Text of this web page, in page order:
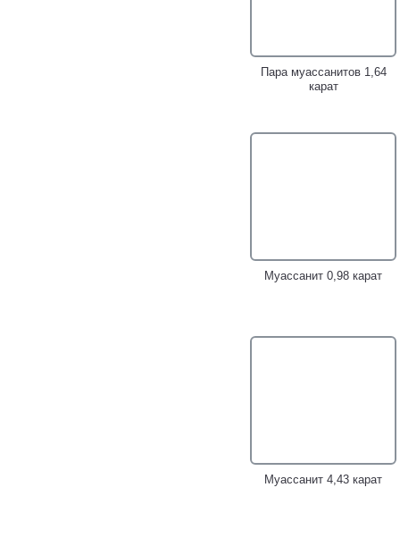
Пара муассанитов 1,64
карат
Муассанит 0,98 карат
Муассанит 4,43 карат